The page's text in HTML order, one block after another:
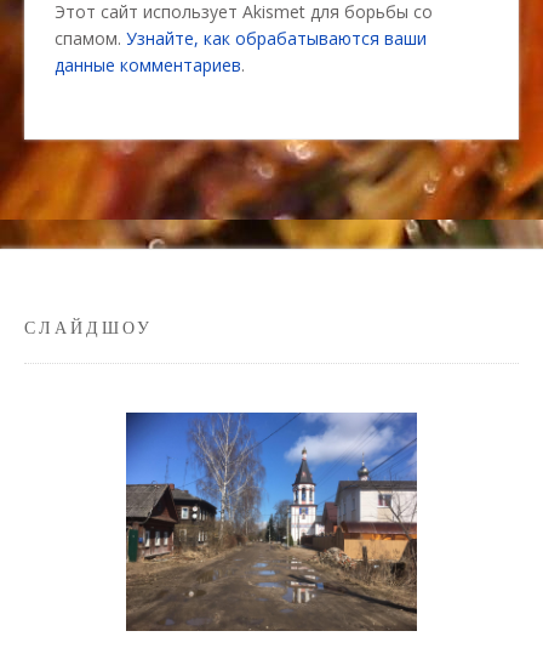
Этот сайт использует Akismet для борьбы со
спамом. Узнайте, как обрабатываются ваши
данные комментариев.
СЛАЙДШОУ